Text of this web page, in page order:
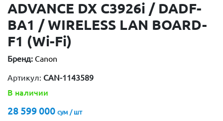
ADVANCE DX C3926i / DADF-
BA1 / WIRELESS LAN BOARD-
F1 (Wi-Fi)
Бренд: Canon
Артикул: CAN-1143589
В наличии
28 599 000 сум / шт